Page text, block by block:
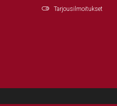
Tarjousilmoitukset